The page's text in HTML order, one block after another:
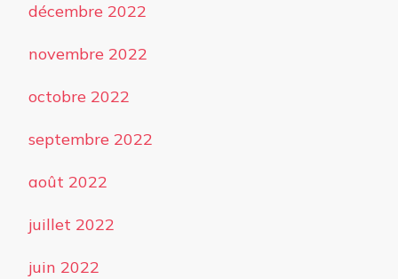
décembre 2022
novembre 2022
octobre 2022
septembre 2022
août 2022
juillet 2022
juin 2022